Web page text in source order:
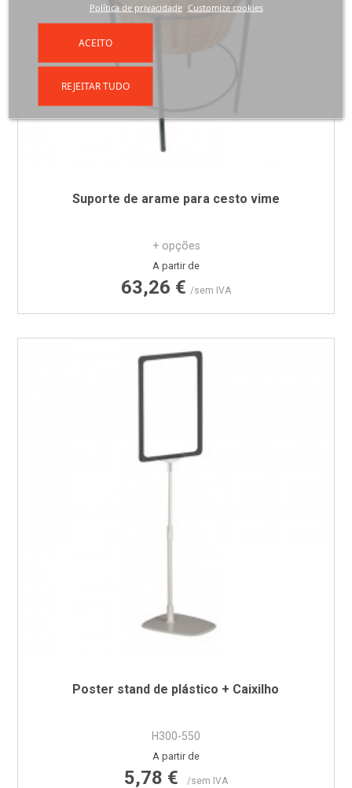
Suporte de arame para cesto vime
+ opções
Preço
A partir de
63,26 € /sem IVA
Poster stand de plástico + Caixilho
H300-550
Preço
A partir de
5,78 € /sem IVA
Política de privacidade Customize cookies
REJEITAR TUDO
ACEITO